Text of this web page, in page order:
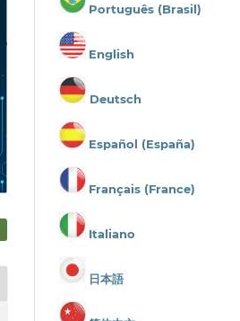
Português (Brasil)
English
Deutsch
Español (España)
Français (France)
Italiano
日本語